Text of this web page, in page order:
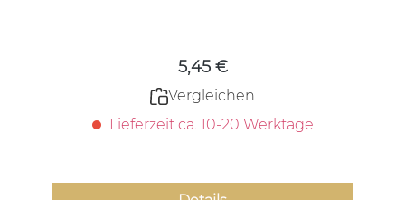
5,45 €
Vergleichen
Lieferzeit ca. 10-20 Werktage